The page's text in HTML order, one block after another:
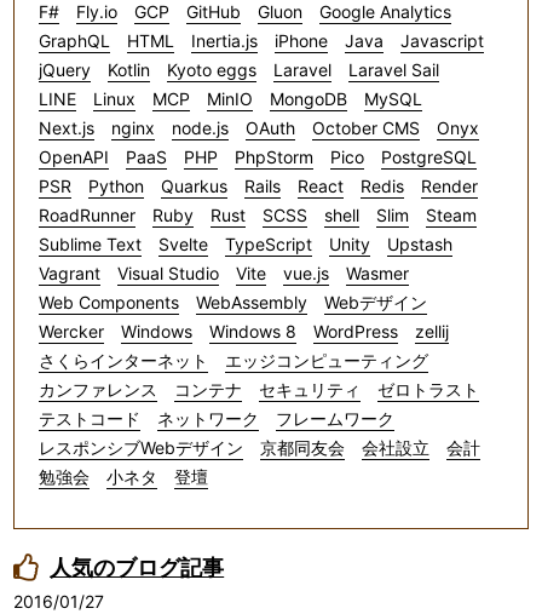
F#
Fly.io GCP GitHub Gluon
Google Analytics
GraphQL
HTML Inertia.js iPhone Java
Javascript
jQuery
Kotlin Kyoto eggs Laravel
Laravel Sail
LINE
Linux MCP MinIO MongoDB
MySQL
Next.js
nginx node.js OAuth October CMS
Onyx
OpenAPI
PaaS PHP PhpStorm Pico
PostgreSQL
PSR
Python Quarkus Rails React Redis
Render
RoadRunner
Ruby Rust SCSS shell Slim
Steam
Sublime Text
Svelte TypeScript Unity
Upstash
Vagrant
Visual Studio Vite vue.js
Wasmer
Web Components
WebAssembly
Webデザイン
Wercker
Windows Windows 8 WordPress
zellij
さくらインターネット
エッジコンピューティング
カンファレンス
コンテナ セキュリティ
ゼロトラスト
テストコード
ネットワーク
フレームワーク
レスポンシブWebデザイン
京都同友会 会社設立
会計
勉強会
小ネタ 登壇
人気のブログ記事
2016/01/27